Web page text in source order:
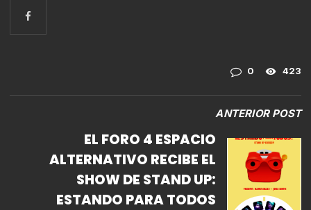
0 423
ANTERIOR POST
EL FORO 4 ESPACIO
ALTERNATIVO RECIBE EL
SHOW DE STAND UP:
ESTANDO PARA TODOS